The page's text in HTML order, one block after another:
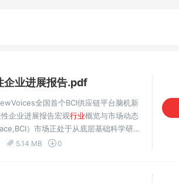
企业进展报告.pdf
全国首个BCI供应链平台脑机新
企业进展报告宏观行业概览与市场动态
）市场正处于从底层基础科学研
据汇总，非侵入式脑机接口由于其
5.14 MB 0